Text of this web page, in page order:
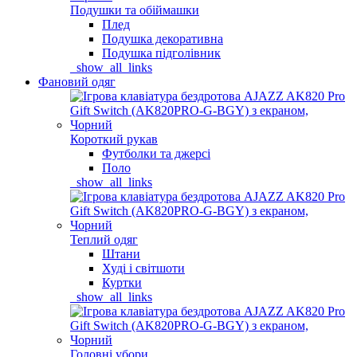
Подушки та обіймашки
Плед
Подушка декоративна
Подушка підголівник
_show_all_links
Фановий одяг
Короткий рукав
Футболки та джерсі
Поло
_show_all_links
Теплий одяг
Штани
Худі і світшоти
Куртки
_show_all_links